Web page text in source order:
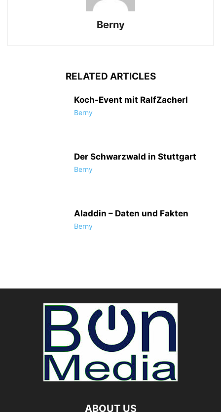
Berny
RELATED ARTICLES
Koch-Event mit RalfZacherl
Berny
Der Schwarzwald in Stuttgart
Berny
Aladdin – Daten und Fakten
Berny
ABOUT US